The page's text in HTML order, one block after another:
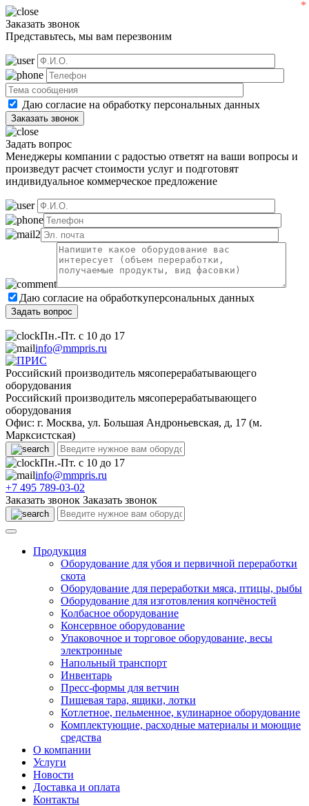
Заказать звонок
Представьтесь, мы вам перезвоним
Даю согласие на обработку персональных данных
Задать вопрос
Менеджеры компании с радостью ответят на ваши вопросы и
произведут расчет стоимости услуг и подготовят
индивидуальное коммерческое предложение
Даю согласие на обработкуперсональных данных
Пн.-Пт. с 10 до 17
info@mmpris.ru
Российский производитель мясоперерабатывающего
оборудования
Российский производитель мясоперерабатывающего
оборудования
Офис: г. Москва, ул. Большая Андроньевская, д, 17 (м.
Марксистская)
Пн.-Пт. с 10 до 17
info@mmpris.ru
+7 495 789-03-02
Заказать звонок Заказать звонок
Продукция
Оборудование для убоя и первичной переработки
скота
Оборудование для переработки мяса, птицы, рыбы
Оборудование для изготовления копчёностей
Колбасное оборудование
Консервное оборудование
Упаковочное и торговое оборудование, весы
электронные
Напольный транспорт
Инвентарь
Пресс-формы для ветчин
Пищевая тара, ящики, лотки
Котлетное, пельменное, кулинарное оборудование
Комплектующие, расходные материалы и моющие
средства
О компании
Услуги
Новости
Доставка и оплата
Контакты